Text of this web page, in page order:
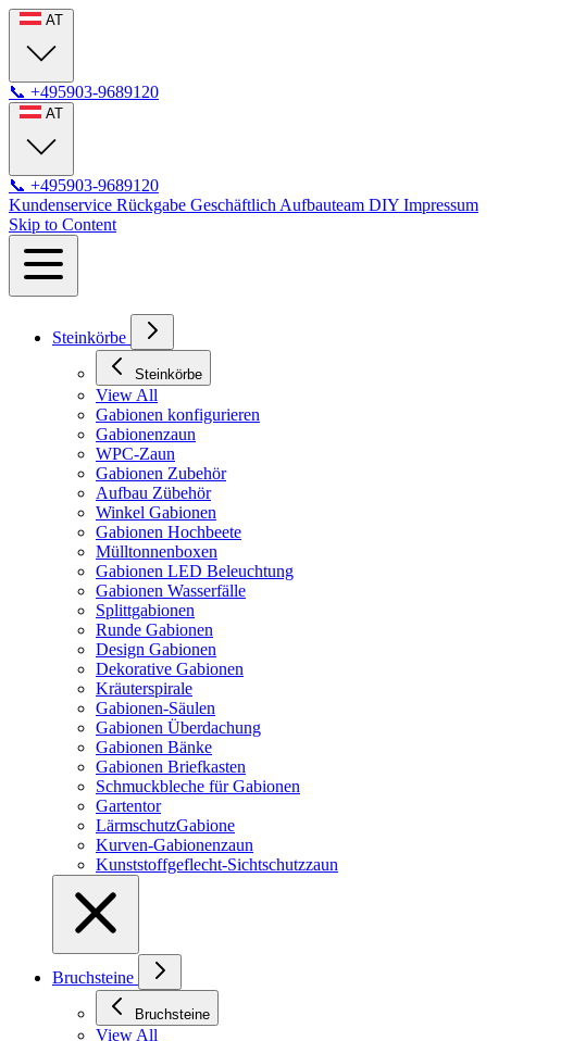
AT
📞 +495903-9689120
AT
📞 +495903-9689120
Kundenservice Rückgabe Geschäftlich Aufbauteam DIY Impressum
Skip to Content
Steinkörbe
Steinkörbe
View All
Gabionen konfigurieren
Gabionenzaun
WPC-Zaun
Gabionen Zubehör
Aufbau Zübehör
Winkel Gabionen
Gabionen Hochbeete
Mülltonnenboxen
Gabionen LED Beleuchtung
Gabionen Wasserfälle
Splittgabionen
Runde Gabionen
Design Gabionen
Dekorative Gabionen
Kräuterspirale
Gabionen-Säulen
Gabionen Überdachung
Gabionen Bänke
Gabionen Briefkasten
Schmuckbleche für Gabionen
Gartentor
LärmschutzGabione
Kurven-Gabionenzaun
Kunststoffgeflecht-Sichtschutzzaun
Bruchsteine
Bruchsteine
View All